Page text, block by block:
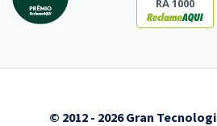
RA 1000
© 2012 - 2026 Gran